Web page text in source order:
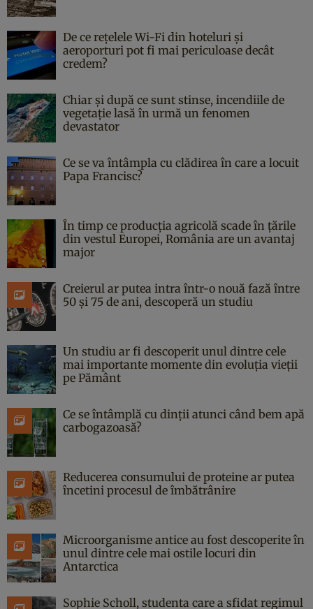
De ce rețelele Wi-Fi din hoteluri și
aeroporturi pot fi mai periculoase decât
credem?
Chiar și după ce sunt stinse, incendiile de
vegetație lasă în urmă un fenomen
devastator
Ce se va întâmpla cu clădirea în care a locuit
Papa Francisc?
În timp ce producția agricolă scade în țările
din vestul Europei, România are un avantaj
major
Creierul ar putea intra într-o nouă fază între
50 și 75 de ani, descoperă un studiu
Un studiu ar fi descoperit unul dintre cele
mai importante momente din evoluția vieții
pe Pământ
Ce se întâmplă cu dinții atunci când bem apă
carbogazoasă?
Reducerea consumului de proteine ar putea
încetini procesul de îmbătrânire
Microorganisme antice au fost descoperite în
unul dintre cele mai ostile locuri din
Antarctica
Sophie Scholl, studenta care a sfidat regimul